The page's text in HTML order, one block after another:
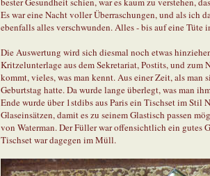
Es war eine Nacht voller Überraschungen, und als ich
ebenfalls alles verschwunden. Alles - bis auf eine
Die Auswertung wird sich diesmal noch etwas
Kritzelunterlage aus dem Sekretariat, Postits, und zum
kommt, vieles, was man kennt. Aus einer Zeit, als man
Geburtstag hatte. Da wurde lange überlegt, was man
Ende wurde über 1stdibs aus Paris ein Tischset im
Glaseinsätzen, damit es zu seinem Glastisch passen
von Waterman. Der Füller war offensichtlich ein gutes
Tischset war dagegen im Müll.